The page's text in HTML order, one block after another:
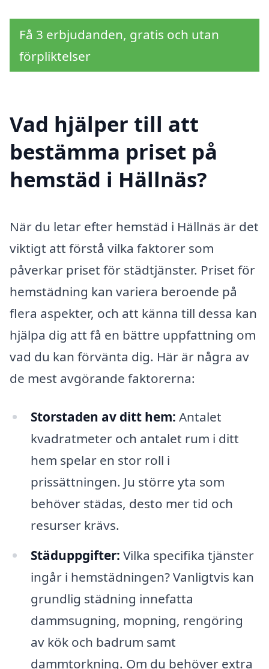
Få 3 erbjudanden, gratis och utan
förpliktelser
Vad hjälper till att
bestämma priset på
hemstäd i Hällnäs?
När du letar efter hemstäd i Hällnäs är det
viktigt att förstå vilka faktorer som
påverkar priset för städtjänster. Priset för
hemstädning kan variera beroende på
flera aspekter, och att känna till dessa kan
hjälpa dig att få en bättre uppfattning om
vad du kan förvänta dig. Här är några av
de mest avgörande faktorerna:
Storstaden av ditt hem: Antalet
kvadratmeter och antalet rum i ditt
hem spelar en stor roll i
prissättningen. Ju större yta som
behöver städas, desto mer tid och
resurser krävs.
Städuppgifter: Vilka specifika tjänster
ingår i hemstädningen? Vanligtvis kan
grundlig städning innefatta
dammsugning, mopning, rengöring
av kök och badrum samt
dammtorkning. Om du behöver extra